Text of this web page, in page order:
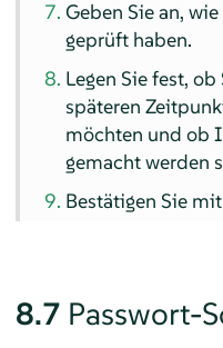
Geben Sie an,
geprüft haben.
Legen Sie fest,
späteren
möchten und ob
gemacht werden
Bestätigen Sie mit
8.7 Passwort-